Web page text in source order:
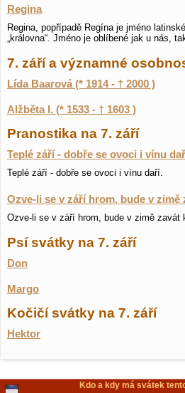
Regina
Regina, popřípadě Regína je jméno
„královna“. Jméno je oblíbené jak u nás,
7. září a významné
Lída Baarová (* 1914 - † 2000 )
Alžběta I. (* 1533 - † 1603 )
Pranostika na 7. září
Teplé září - dobře se ovoci i vínu
Teplé září - dobře se ovoci i vínu daří.
Ozve-li se v září hrom, bude v zimě
Ozve-li se v září hrom, bude v zimě zavát
Psí svátky na 7. září
Don
Margo
Kočičí svátky na 7. září
Hektor
Kdo a kdy má svátek